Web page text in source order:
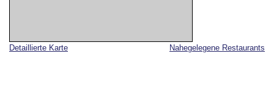
Nahegelegene Restaurants
Detaillierte Karte